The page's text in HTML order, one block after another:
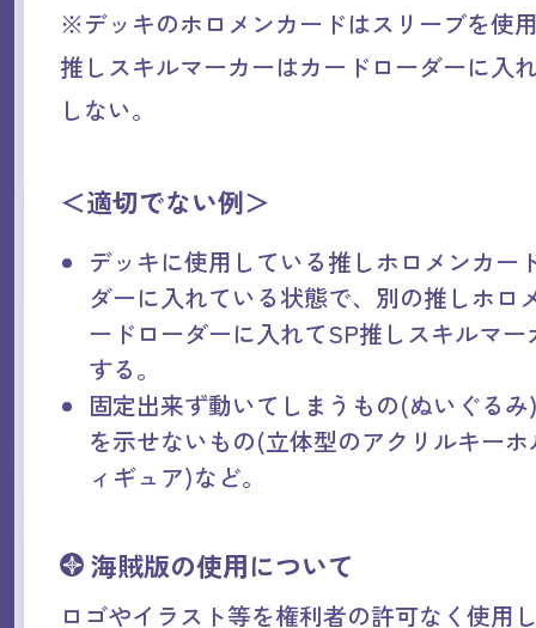
※デッキのホロメンカードはスリーブを使
推しスキルマーカーはカードローダーに入
しない。
＜適切でない例＞
デッキに使用している推しホロメンカー
ダーに入れている状態で、別の推しホロ
ードローダーに入れてSP推しスキルマ
する。
固定出来ず動いてしまうもの(ぬいぐる
を示せないもの(立体型のアクリルキー
ィギュア)など。
海賊版の使用について
ロゴやイラスト等を権利者の許可なく使用